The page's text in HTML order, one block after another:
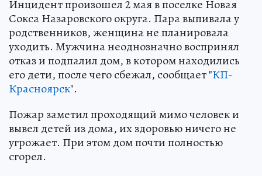
Инцидент произошел 2 мая в поселке Новая
Сокса Назаровского округа. Пара выпивала у
родственников, женщина не планировала
уходить. Мужчина неоднозначно воспринял
отказ и подпалил дом, в котором находились
его дети, после чего сбежал, сообщает "КП-
Красноярск".
Пожар заметил проходящий мимо человек и
вывел детей из дома, их здоровью ничего не
угрожает. При этом дом почти полностью
сгорел.